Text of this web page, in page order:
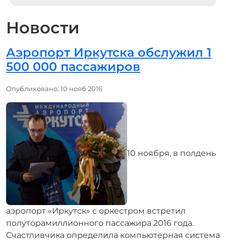
Новости
Аэропорт Иркутска обслужил 1
500 000 пассажиров
Информация о материале
Опубликовано: 10 нояб 2016
10 ноября, в полдень
аэропорт «Иркутск» с оркестром встретил
полуторамиллионного пассажира 2016 года.
Счастливчика определила компьютерная система